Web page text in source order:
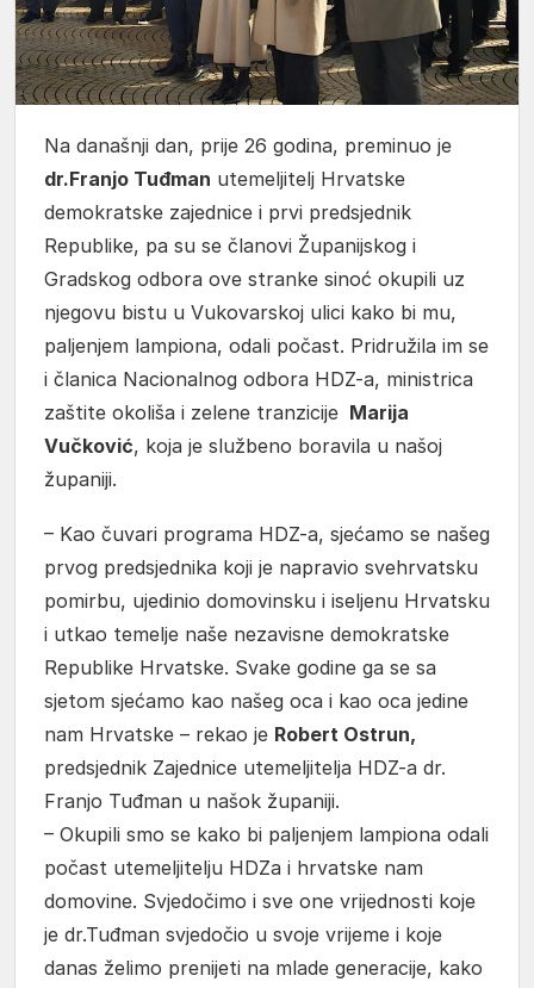
Na današnji dan, prije 26 godina, preminuo je
dr.Franjo Tuđman utemeljitelj Hrvatske
demokratske zajednice i prvi predsjednik
Republike, pa su se članovi Županijskog i
Gradskog odbora ove stranke sinoć okupili uz
njegovu bistu u Vukovarskoj ulici kako bi mu,
paljenjem lampiona, odali počast. Pridružila im se
i članica Nacionalnog odbora HDZ-a, ministrica
zaštite okoliša i zelene tranzicije Marija
Vučković, koja je službeno boravila u našoj
županiji.
– Kao čuvari programa HDZ-a, sjećamo se našeg
prvog predsjednika koji je napravio svehrvatsku
pomirbu, ujedinio domovinsku i iseljenu Hrvatsku
i utkao temelje naše nezavisne demokratske
Republike Hrvatske. Svake godine ga se sa
sjetom sjećamo kao našeg oca i kao oca jedine
nam Hrvatske – rekao je Robert Ostrun,
predsjednik Zajednice utemeljitelja HDZ-a dr.
Franjo Tuđman u našok županiji.
– Okupili smo se kako bi paljenjem lampiona odali
počast utemeljitelju HDZa i hrvatske nam
domovine. Svjedočimo i sve one vrijednosti koje
je dr.Tuđman svjedočio u svoje vrijeme i koje
danas želimo prenijeti na mlade generacije, kako